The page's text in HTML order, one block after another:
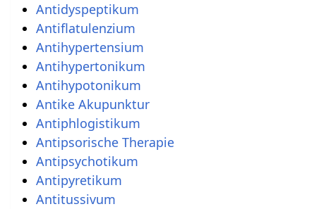
Antidyspeptikum
Antiflatulenzium
Antihypertensium
Antihypertonikum
Antihypotonikum
Antike Akupunktur
Antiphlogistikum
Antipsorische Therapie
Antipsychotikum
Antipyretikum
Antitussivum